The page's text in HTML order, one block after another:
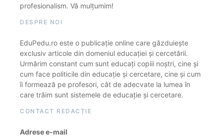
profesionalism. Vă mulțumim!
DESPRE NOI
EduPedu.ro este o publicație online care găzduiește
exclusiv articole din domeniul educației și cercetării.
Urmărim constant cum sunt educați copiii noștri, cine și
cum face politicile din educație și cercetare, cine și cum
îi formează pe profesori, cât de adecvate la lumea în
care trăim sunt sistemele de educație și cercetare.
CONTACT REDACȚIE
Adrese e-mail